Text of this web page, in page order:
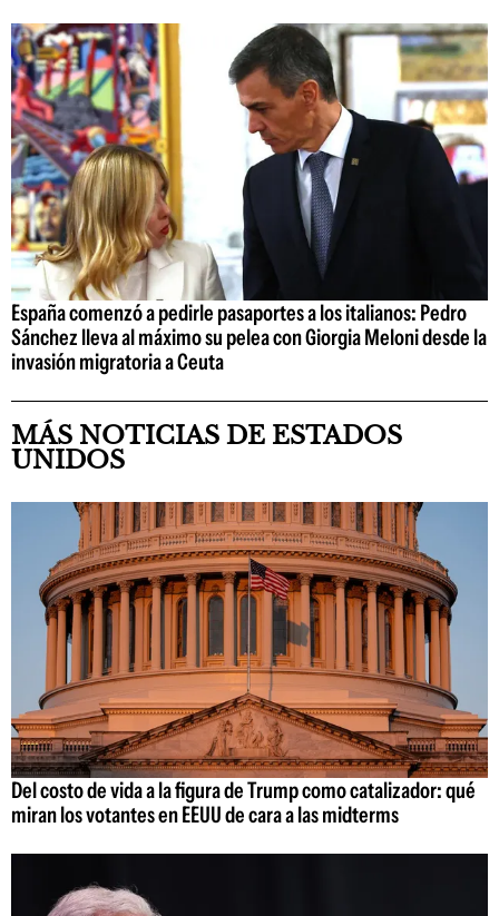
España comenzó a pedirle pasaportes a los italianos: Pedro
Sánchez lleva al máximo su pelea con Giorgia Meloni desde la
invasión migratoria a Ceuta
MÁS NOTICIAS DE ESTADOS
UNIDOS
Del costo de vida a la figura de Trump como catalizador: qué
miran los votantes en EEUU de cara a las midterms